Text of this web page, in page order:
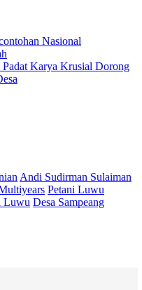
Nasional
Padat Karya Krusial Dorong
Andi Sudirman Sulaiman
Petani Luwu
Luwu Desa Sampeang